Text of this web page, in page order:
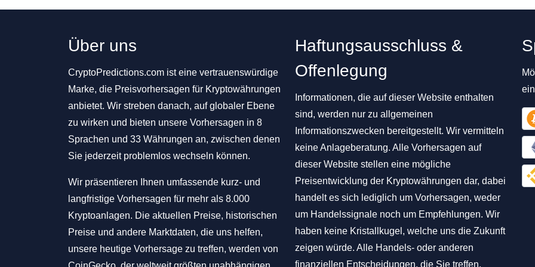
Über uns
CryptoPredictions.com ist eine vertrauenswürdige
Marke, die Preisvorhersagen für Kryptowährungen
anbietet. Wir streben danach, auf globaler Ebene
zu wirken und bieten unsere Vorhersagen in 8
Sprachen und 33 Währungen an, zwischen denen
Sie jederzeit problemlos wechseln können.
Wir präsentieren Ihnen umfassende kurz- und
langfristige Vorhersagen für mehr als 8.000
Kryptoanlagen. Die aktuellen Preise, historischen
Preise und andere Marktdaten, die uns helfen,
unsere heutige Vorhersage zu treffen, werden von
Haftungsausschluss &
Offenlegung
Informationen, die auf dieser Website enthalten
sind, werden nur zu allgemeinen
Informationszwecken bereitgestellt. Wir vermitteln
keine Anlageberatung. Alle Vorhersagen auf
dieser Website stellen eine mögliche
Preisentwicklung der Kryptowährungen dar, dabei
handelt es sich lediglich um Vorhersagen, weder
um Handelssignale noch um Empfehlungen. Wir
haben keine Kristallkugel, welche uns die Zukunft
zeigen würde. Alle Handels- oder anderen
finanziellen Entscheidungen, die Sie treffen,